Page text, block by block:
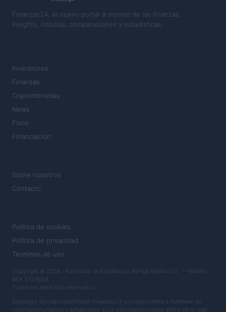
Finanzas24, el nuevo portal al mundo de las finanzas.
Insights, noticias, comparaciones y estadísticas.
Inversiones
Finanzas
Criptomonedas
News
Fisco
Financiación
Sobre nosotros
Contacto
Política de cookies
Política de privacidad
Términos de uso
Copyright © 2026 · Publicado en España por AdHub Media S.r.l. — Número
REA 2729933
Todos los derechos reservados
Descargo de responsabilidad: Finanzas24 se compromete a mantener su
información precisa y actualizada. Esta información puede diferir de lo que